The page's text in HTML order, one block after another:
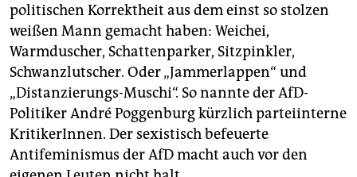
politischen Korrektheit aus dem einst so stolzen
weißen Mann gemacht haben: Weichei,
Warmduscher, Schattenparker, Sitzpinkler,
Schwanzlutscher. Oder „Jammerlappen“ und
„Distanzierungs-Muschi“. So nannte der AfD-
Politiker André Poggenburg kürzlich parteiinterne
KritikerInnen. Der sexistisch befeuerte
Antifeminismus der AfD macht auch vor den